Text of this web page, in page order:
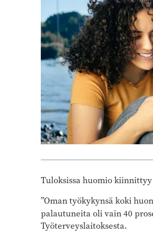
Tuloksissa huomio
”Oman työkykynsä koki
palautuneita oli vain 40
Työterveyslaitoksesta.